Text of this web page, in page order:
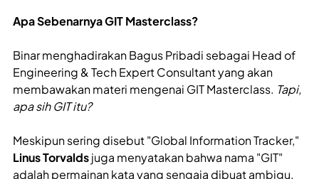
Apa Sebenarnya GIT Masterclass?
Binar menghadirakan Bagus Pribadi sebagai Head of
Engineering & Tech Expert Consultant yang akan
membawakan materi mengenai GIT Masterclass. Tapi,
apa sih GIT itu?
Meskipun sering disebut "Global Information Tracker,"
Linus Torvaldsjuga menyatakan bahwa nama "GIT"
adalah permainan kata yang sengaja dibuat ambigu.